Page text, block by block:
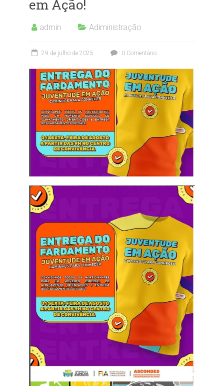
em Ação!
admin Adiministração
29 de julho de 2025 0 Comentário